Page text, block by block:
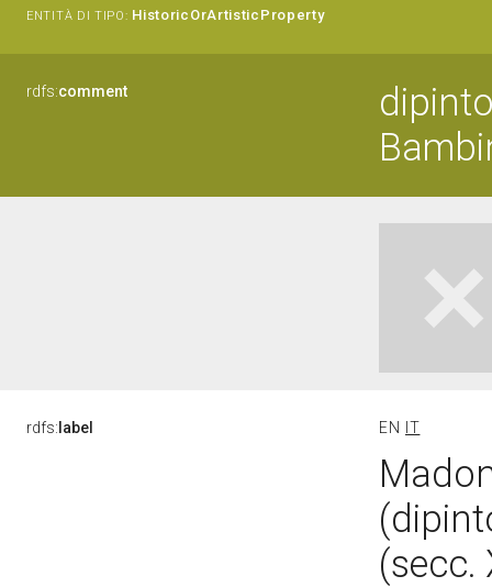
ENTITÀ DI TIPO: HistoricOrArtisticProperty
rdfs:comment
rdfs: label EN IT
(secc.